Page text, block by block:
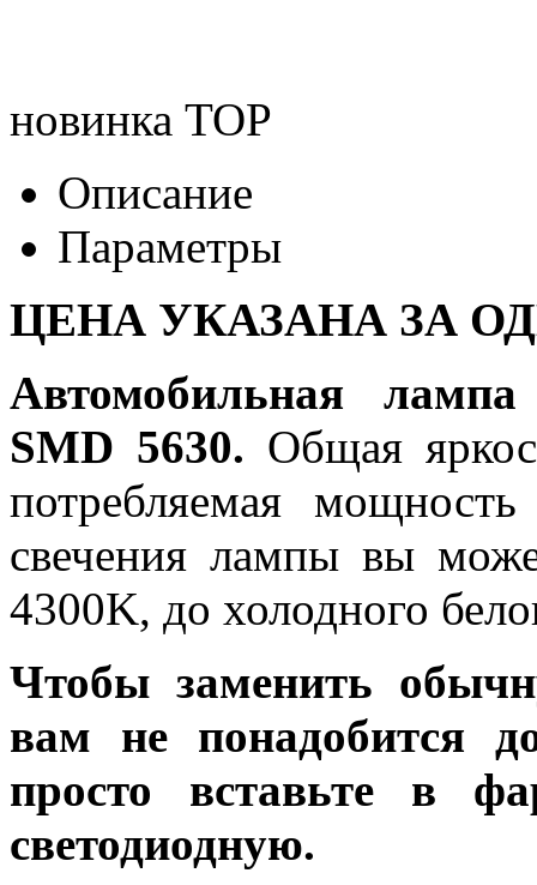
новинка TOP
Описание
Параметры
ЦЕНА УКАЗАНА ЗА
Автомобильная
SMD 5630. Общая
потребляемая
свечения лампы вы
4300K, до холодного
Чтобы заменить
вам не понадобится
просто вставьте в
светодиодную.